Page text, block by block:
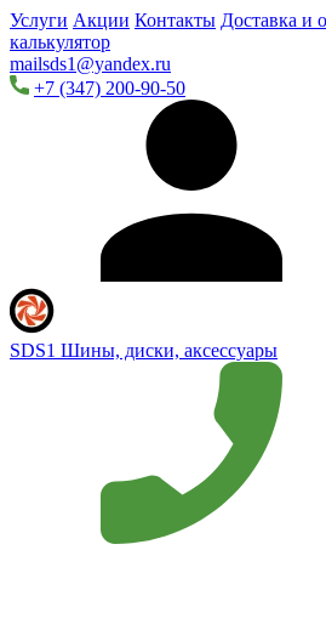
Услуги Акции Контакты Доставка и
калькулятор
mailsds1@yandex.ru
+7 (347) 200-90-50
SDS1 Шины, диски, аксессуары